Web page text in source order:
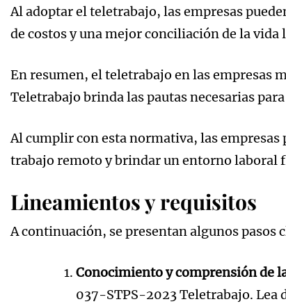
Al adoptar el teletrabajo, las empresas
de costos y una mejor conciliación de la vida
En resumen, el teletrabajo en las empresas
Teletrabajo brinda las pautas necesarias
Al cumplir con esta normativa, las empresas
trabajo remoto y brindar un entorno laboral
Lineamientos y requisitos
A continuación, se presentan algunos pasos
Conocimiento y comprensión de
037-STPS-2023 Teletrabajo.